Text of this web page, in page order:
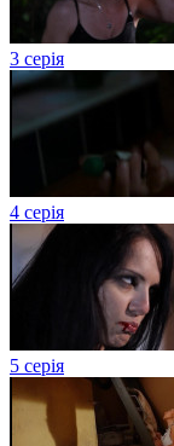
3 серія
4 серія
5 серія